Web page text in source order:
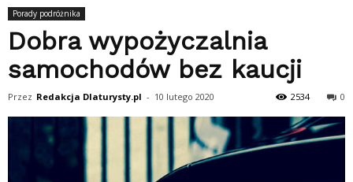
Porady podróżnika
Dobra wypożyczalnia
samochodów bez kaucji
Przez Redakcja Dlaturysty.pl - 10 lutego 2020 0
2534